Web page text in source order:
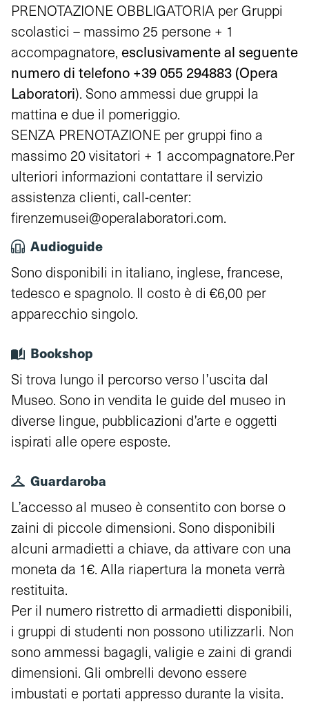
PRENOTAZIONE OBBLIGATORIA per Gruppi
scolastici – massimo 25 persone + 1
accompagnatore, esclusivamente al seguente
numero di telefono +39 055 294883 (Opera
Laboratori). Sono ammessi due gruppi la
mattina e due il pomeriggio.
SENZA PRENOTAZIONE per gruppi fino a
massimo 20 visitatori + 1 accompagnatore.Per
ulteriori informazioni contattare il servizio
assistenza clienti, call-center:
firenzemusei@operalaboratori.com.
Audioguide
Sono disponibili in italiano, inglese, francese,
tedesco e spagnolo. Il costo è di €6,00 per
apparecchio singolo.
Bookshop
Si trova lungo il percorso verso l’uscita dal
Museo. Sono in vendita le guide del museo in
diverse lingue, pubblicazioni d’arte e oggetti
ispirati alle opere esposte.
Guardaroba
L’accesso al museo è consentito con borse o
zaini di piccole dimensioni. Sono disponibili
alcuni armadietti a chiave, da attivare con una
moneta da 1€. Alla riapertura la moneta verrà
restituita.
Per il numero ristretto di armadietti disponibili,
i gruppi di studenti non possono utilizzarli. Non
sono ammessi bagagli, valigie e zaini di grandi
dimensioni. Gli ombrelli devono essere
imbustati e portati appresso durante la visita.